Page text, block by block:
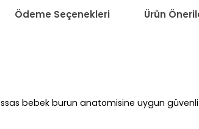
Ödeme Seçenekleri Ürün
bebek burun anatomisine uygun güvenli